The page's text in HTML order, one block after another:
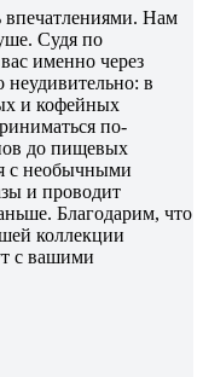
впечатлениями. Нам
Судя по
именно через
неудивительно: в
и кофейных
по-
до пищевых
с необычными
и проводит
Благодарим, что
коллекции
с вашими